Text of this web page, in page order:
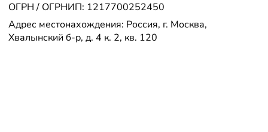
ОГРН / ОГРНИП: 1217700252450
Адрес местонахождения: Россия, г. Москва,
Хвалынский б-р, д. 4 к. 2, кв. 120